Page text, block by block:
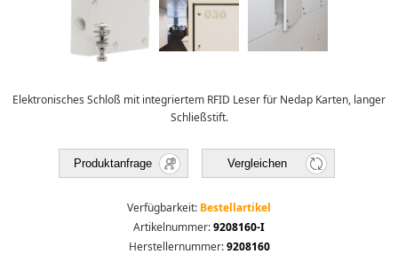
Elektronisches Schloß mit integriertem RFID Leser für Nedap Karten, langer
Schließstift.
Produktanfrage Vergleichen
Verfügbarkeit: Bestellartikel
Artikelnummer:9208160-I
Herstellernummer: 9208160